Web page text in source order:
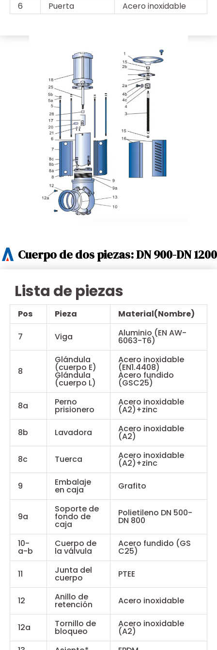
6
Puerta Acero inoxidable
Cuerpo de dos piezas: DN 900-DN 1200
Lista de piezas
Pos Pieza Material(Nombre)
7 Viga Aluminio (EN AW-
6063-T6)
8
Glándula
(cuerpo E)
Glándula
(cuerpo L)
Acero inoxidable
(EN1.4408)
Acero fundido
(GSC25)
8a Perno
prisionero
Acero inoxidable
(A2)+zinc
8b Lavadora Acero inoxidable
(A2)
8c Tuerca Acero inoxidable
(A2)+zinc
9 Embalaje
en caja Grafito
9a
Soporte de
fondo de
caja
Polietileno DN 500-
DN 800
10-
a-b
Cuerpo de
la válvula
Acero fundido (GS
C25)
11 Junta del
cuerpo PTEE
12 Anillo de
retención Acero inoxidable
12a Tornillo de
bloqueo
Acero inoxidable
(A2)